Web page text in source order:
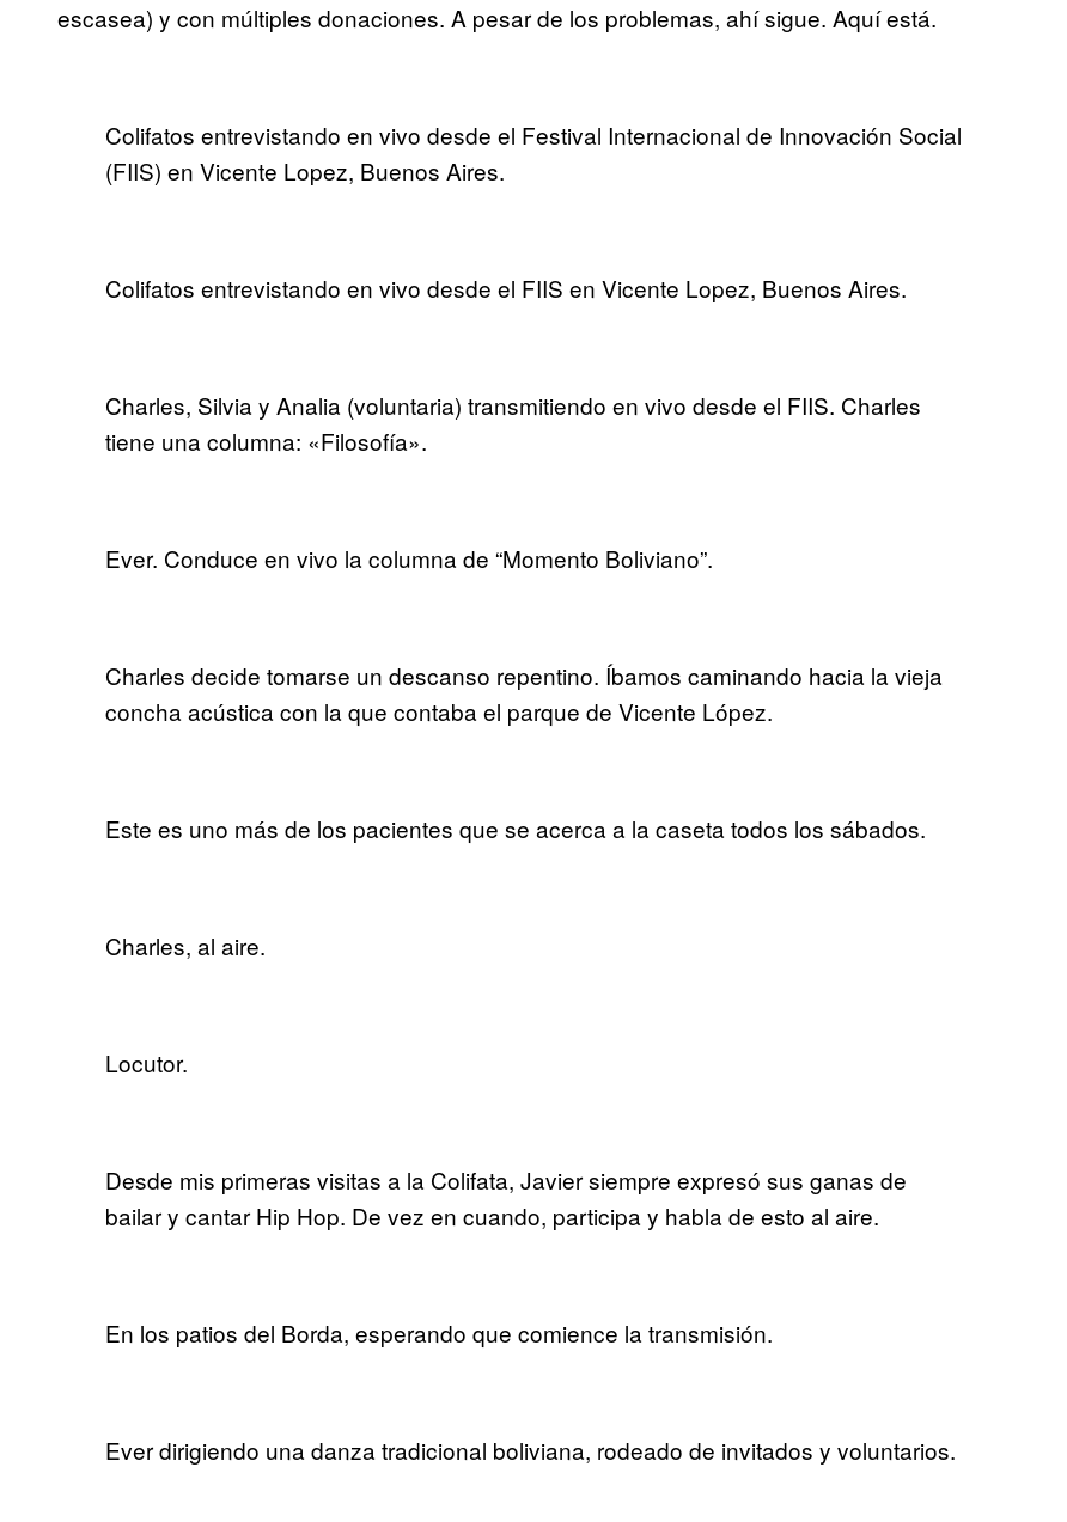
escasea) y con múltiples donaciones. A pesar de los problemas, ahí sigue. Aquí está.
Colifatos entrevistando en vivo desde el Festival Internacional de Innovación Social
(FIIS) en Vicente Lopez, Buenos Aires.
Colifatos entrevistando en vivo desde el FIIS en Vicente Lopez, Buenos Aires.
Charles, Silvia y Analia (voluntaria) transmitiendo en vivo desde el FIIS. Charles
tiene una columna: «Filosofía».
Ever. Conduce en vivo la columna de “Momento Boliviano”.
Charles decide tomarse un descanso repentino. Íbamos caminando hacia la vieja
concha acústica con la que contaba el parque de Vicente López.
Este es uno más de los pacientes que se acerca a la caseta todos los sábados.
Charles, al aire.
Locutor.
Desde mis primeras visitas a la Colifata, Javier siempre expresó sus ganas de
bailar y cantar Hip Hop. De vez en cuando, participa y habla de esto al aire.
En los patios del Borda, esperando que comience la transmisión.
Ever dirigiendo una danza tradicional boliviana, rodeado de invitados y voluntarios.